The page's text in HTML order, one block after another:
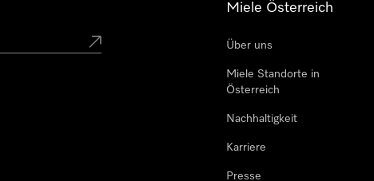
Miele Österreich
Über uns
Miele Standorte in
Österreich
Nachhaltigkeit
Karriere
Presse